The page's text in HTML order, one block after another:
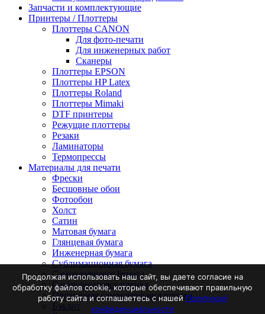
Продолжая использовать наш сайт, вы даете согласие на
обработку файлов cookie, которые обеспечивают правильную
работу сайта и соглашаетесь с нашейПолитикой
конфидинциальности
Запчасти и комплектующие
Принтеры / Плоттеры
Плоттеры CANON
Для фото-печати
Для инженерных работ
Сканеры
Плоттеры EPSON
Плоттеры HP Latex
Плоттеры Roland
Плоттеры Mimaki
DTF принтеры
Режущие плоттеры
Резаки
Ламинаторы
Термопрессы
Материалы для печати
Фрески
Бесшовные обои
Фотообои
Холст
Сатин
Матовая бумага
Глянцевая бумага
Инженерная бумага
Сублимационная бумага
Самоклеящаяся бумага
Самоклеющаяся пленка
Прозрачная самоклеящаяся пленка
Бэклит